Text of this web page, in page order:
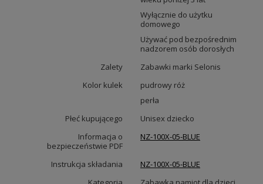
Wyłącznie do użytku
domowego
Używać pod bezpośrednim
nadzorem osób dorosłych
Zalety
Zabawki marki Selonis
Kolor kulek
pudrowy róż
perła
Płeć kupującego
Unisex dziecko
Informacja o
bezpieczeństwie PDF
NZ-100X-05-BLUE
Instrukcja składania
NZ-100X-05-BLUE